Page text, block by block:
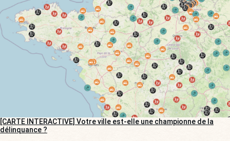
[CARTE INTERACTIVE] Votre ville est-elle une championne de la
délinquance ?